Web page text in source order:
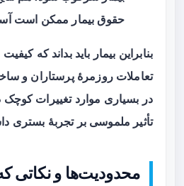
حقوق بیمار ممکن است
بنابراین بیمار باید بداند که
تعاملات روزمرهٔ پرستاران و
در بسیاری موارد تغییرات کوچک
تأثیر ملموسی بر تجربهٔ بستری
محدودیت‌ها و نکاتی که